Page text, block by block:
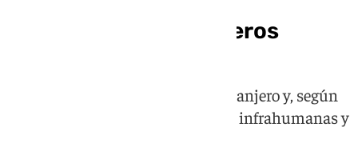
trabajadores extranjeros
Los empleados eran de origen extranjero y, según
denuncian, vivían en condiciones infrahumanas y